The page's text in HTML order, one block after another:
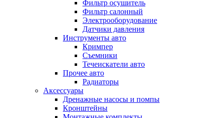
Фильтр осушитель
Фильтр салонный
Электрооборудование
Датчики давления
Инструменты авто
Кримпер
Съемники
Течеискатели авто
Прочее авто
Радиаторы
Аксессуары
Дренажные насосы и помпы
Кронштейны